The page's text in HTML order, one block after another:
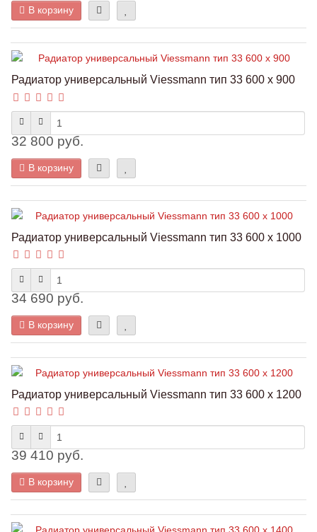
В корзину
Радиатор универсальный Viessmann тип 33 600 x 900
32 800 руб.
В корзину
Радиатор универсальный Viessmann тип 33 600 x 1000
34 690 руб.
В корзину
Радиатор универсальный Viessmann тип 33 600 x 1200
39 410 руб.
В корзину